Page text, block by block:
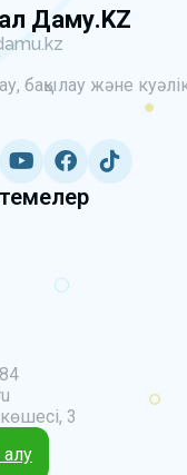
Даму.KZ
бақылау және
3
алу